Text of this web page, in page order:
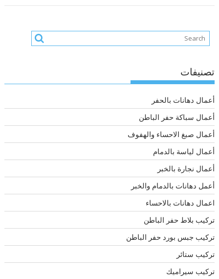
تصنيفات
أعمال دهانات بالحفر
أعمال سباكة حفر الباطن
أعمال صبغ الاحساء والهفوف
أعمال لياسة بالدمام
أعمال نجارة بالخبر
أعمل دهانات بالدمام والخبر
اعمال دهانات بالاحساء
تركيب بلاط حفر الباطن
تركيب جبس بورد حفر الباطن
تركيب ستائر
تركيب سيراميك